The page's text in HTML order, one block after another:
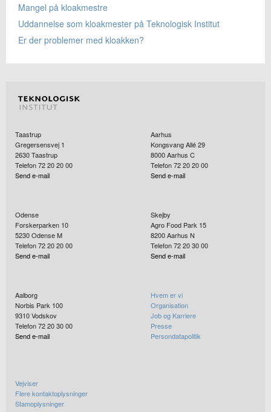
Mangel på kloakmestre
Uddannelse som kloakmester på Teknologisk Institut
Er der problemer med kloakken?
Taastrup
Gregersensvej 1
2630Taastrup
Telefon 72 20 20 00
Send e-mail
Aarhus
Kongsvang Allé 29
8000Aarhus C
Telefon 72 20 20 00
Send e-mail
Odense
Forskerparken 10
5230Odense M
Telefon 72 20 20 00
Send e-mail
Skejby
Agro Food Park 15
8200Aarhus N
Telefon 72 20 30 00
Send e-mail
Aalborg
Norbis Park 100
9310Vodskov
Telefon 72 20 30 00
Send e-mail
Hvem er vi
Organisation
Job og Karriere
Presse
Persondatapolitik
Vejviser
Flere kontaktoplysninger
Stamoplysninger